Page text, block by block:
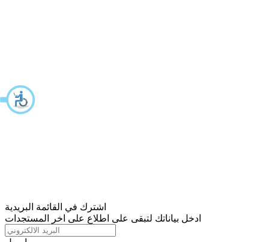
اشترك في القائمة البريدية
ادخل بياناتك لتبقى على اطلاع على اخر المستجدات